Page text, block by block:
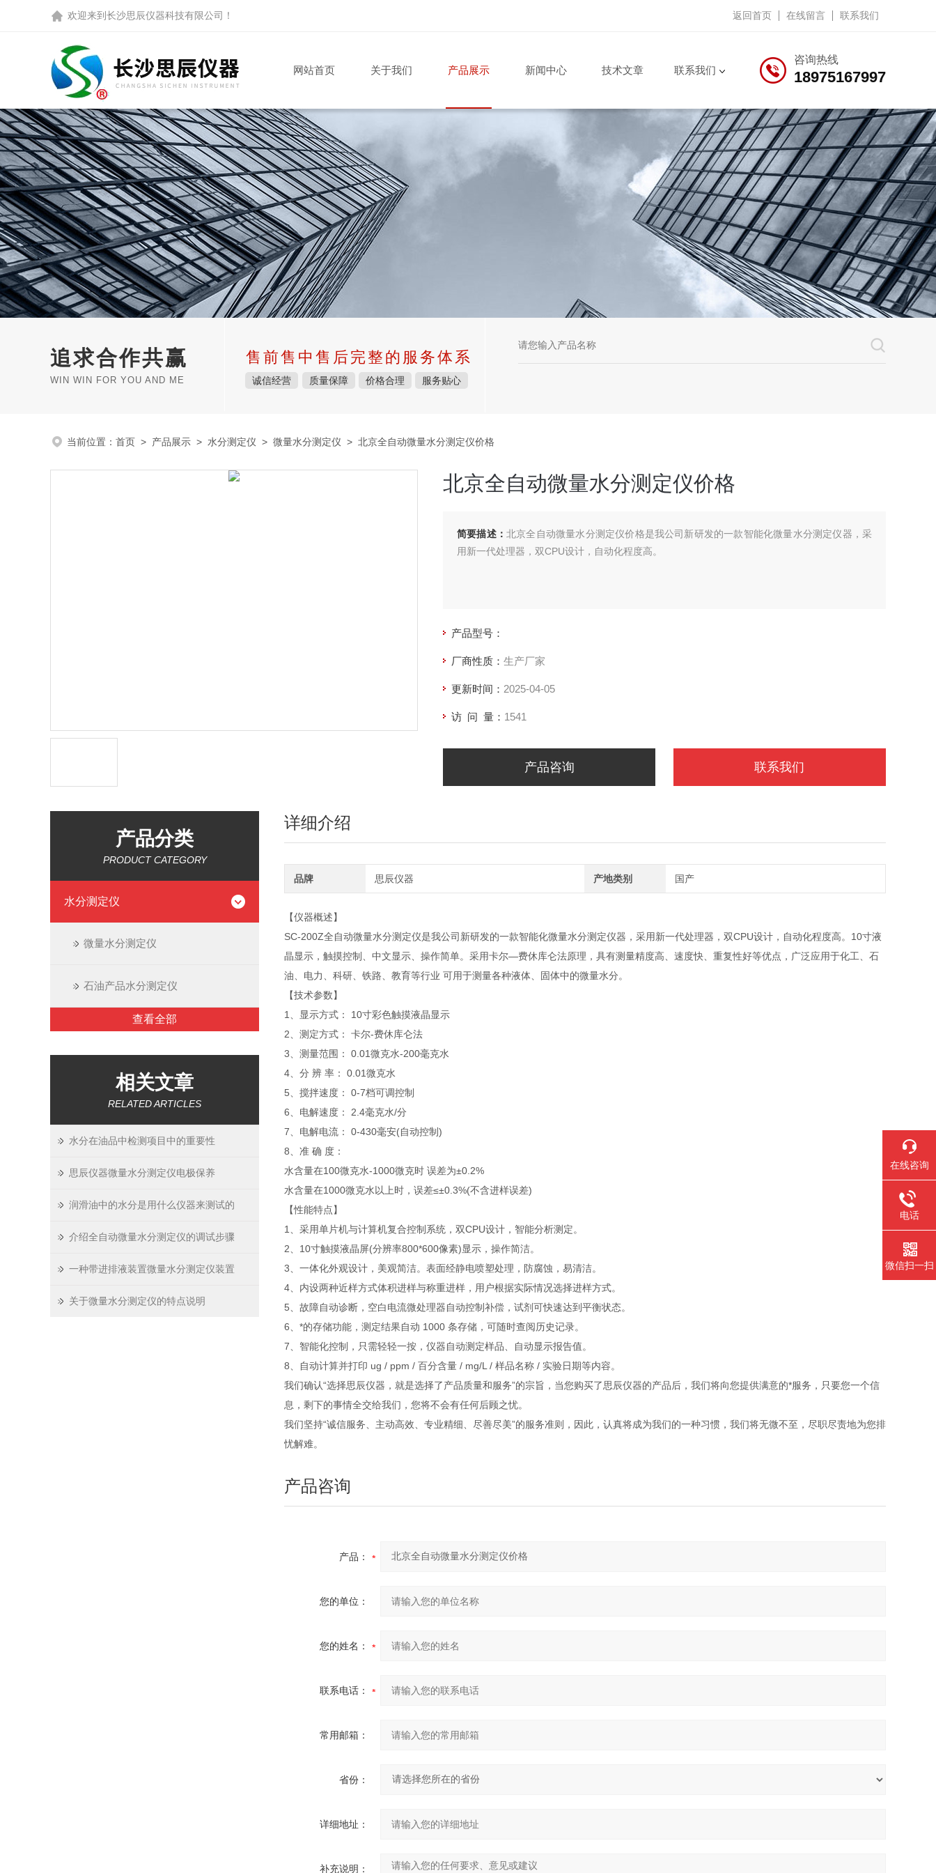
欢迎来到 长沙思辰仪器科技有限公司 ！ 返回首页 在线留言 联系我们
咨询热线
18975167997
网站首页 关于我们 产品展示 新闻中心 技术文章 联系我们
追求合作共赢
WIN WIN FOR YOU AND ME
售前售中售后完整的服务体系
诚信经营 质量保障 价格合理 服务贴心
当前位置： 首页 > 产品展示 > 水分测定仪 > 微量水分测定仪 > 北京全自动微量水分测定仪价格
北京全自动微量水分测定仪价格
简要描述： 北京全自动微量水分测定仪价格是我公司新研发的一款智能化微量水分测定仪器，采
用新一代处理器，双CPU设计，自动化程度高。
产品型号：
厂商性质： 生产厂家
更新时间： 2025-04-05
访 问 量： 1541
产品咨询 联系我们
产品分类
PRODUCT CATEGORY
水分测定仪
微量水分测定仪
石油产品水分测定仪
查看全部
相关文章
RELATED ARTICLES
水分在油品中检测项目中的重要性
思辰仪器微量水分测定仪电极保养
润滑油中的水分是用什么仪器来测试的
介绍全自动微量水分测定仪的调试步骤
一种带进排液装置微量水分测定仪装置
关于微量水分测定仪的特点说明
详细介绍
品牌 思辰仪器 产地类别 国产
【仪器概述】
SC-200Z全自动微量水分测定仪是我公司新研发的一款智能化微量水分测定仪器，采用新一代处理器，双CPU设计，自动化程度高。10寸液
晶显示，触摸控制、中文显示、操作简单。采用卡尔—费休库仑法原理，具有测量精度高、速度快、重复性好等优点，广泛应用于化工、石
油、电力、科研、铁路、教育等行业 可用于测量各种液体、固体中的微量水分。
【技术参数】
1、显示方式： 10寸彩色触摸液晶显示
2、测定方式： 卡尔-费休库仑法
3、测量范围： 0.01微克水-200毫克水
4、分 辨 率： 0.01微克水
5、搅拌速度： 0-7档可调控制
6、电解速度： 2.4毫克水/分
7、电解电流： 0-430毫安(自动控制)
8、准 确 度：
水含量在100微克水-1000微克时 误差为±0.2%
水含量在1000微克水以上时，误差≤±0.3%(不含进样误差)
【性能特点】
1、采用单片机与计算机复合控制系统，双CPU设计，智能分析测定。
2、10寸触摸液晶屏(分辨率800*600像素)显示，操作简洁。
3、一体化外观设计，美观简洁。表面经静电喷塑处理，防腐蚀，易清洁。
4、内设两种近样方式体积进样与称重进样，用户根据实际情况选择进样方式。
5、故障自动诊断，空白电流微处理器自动控制补偿，试剂可快速达到平衡状态。
6、*的存储功能，测定结果自动 1000 条存储，可随时查阅历史记录。
7、智能化控制，只需轻轻一按，仪器自动测定样品、自动显示报告值。
8、自动计算并打印 ug / ppm / 百分含量 / mg/L / 样品名称 / 实验日期等内容。
我们确认“选择思辰仪器，就是选择了产品质量和服务”的宗旨，当您购买了思辰仪器的产品后，我们将向您提供满意的*服务，只要您一个信
息，剩下的事情全交给我们，您将不会有任何后顾之忧。
我们坚持“诚信服务、主动高效、专业精细、尽善尽美”的服务准则，因此，认真将成为我们的一种习惯，我们将无微不至，尽职尽责地为您排
忧解难。
产品咨询
产品：
您的单位：
您的姓名：
联系电话：
常用邮箱：
省份：
详细地址：
补充说明：
在线咨询
电话
微信扫一扫